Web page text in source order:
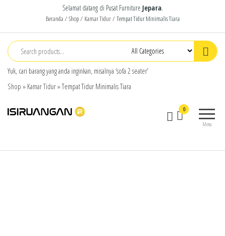
Selamat datang di Pusat Furniture Jepara.
Beranda / Shop/ Kamar Tidur/ Tempat Tidur Minimalis Tiara
Yuk, cari barang yang anda inginkan, misalnya ‘sofa 2 seater’
Shop » Kamar Tidur»Tempat Tidur Minimalis Tiara
products
Menu
0